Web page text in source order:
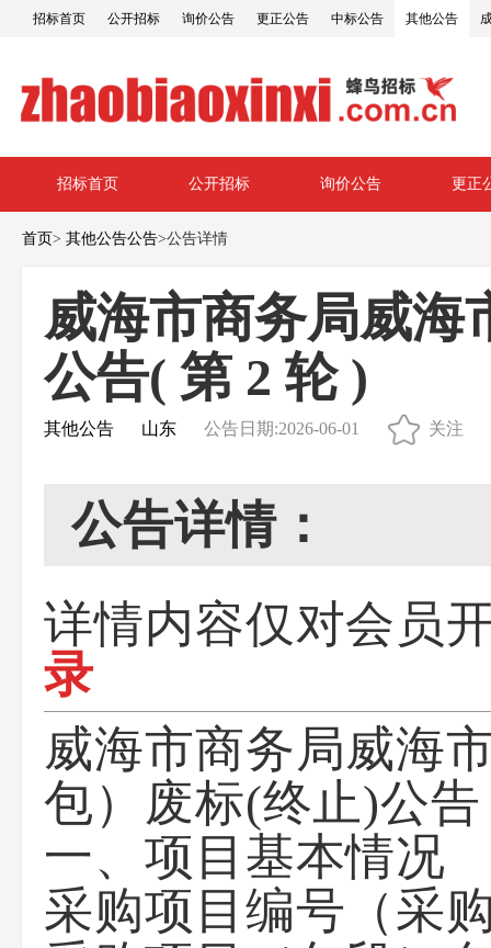
招标首页 公开招标 询价公告 更正公告 中标公告 其他公告
招标首页 公开招标 询价公告 更正
首页> 其他公告公告>公告详情
威海市商务局威海
公告( 第 2 轮 )
其他公告 山东 公告日期:2026-06-01 关注
公告详情：
详情内容仅对会员
录
威海市商务局威海
包）废标(终止)公告
一、项目基本情况
采购项目编号（采